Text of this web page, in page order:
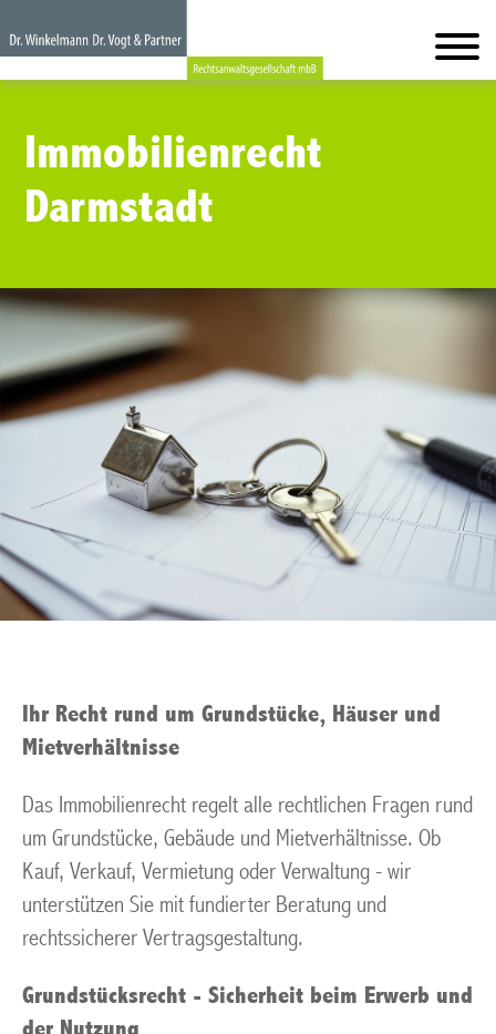
Immobilienrecht
Darmstadt
Ihr Recht rund um Grundstücke, Häuser und
Mietverhältnisse
Das Immobilienrecht regelt alle rechtlichen Fragen rund
um Grundstücke, Gebäude und Mietverhältnisse. Ob
Kauf, Verkauf, Vermietung oder Verwaltung - wir
unterstützen Sie mit fundierter Beratung und
rechtssicherer Vertragsgestaltung.
Grundstücksrecht - Sicherheit beim Erwerb und